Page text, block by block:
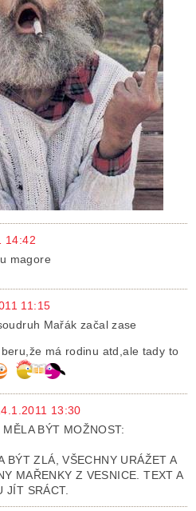
14:42
magore
11:15
Mařák začal zase
má rodinu atd,ale tady to
13:30
BÝT MOŽNOST:
BÝT ZLÁ, VŠECHNY URÁŽET A
MAŘENKY Z VESNICE. TEXT A
JÍT SRÁCT.